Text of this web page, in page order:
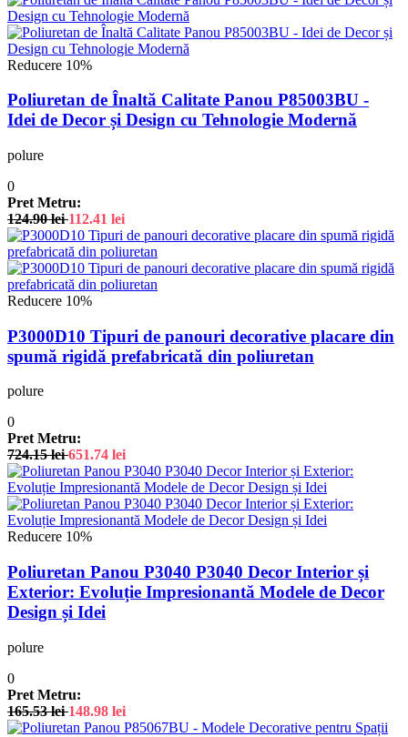
Reducere 10%
Poliuretan de Înaltă Calitate Panou P85003BU -
Idei de Decor și Design cu Tehnologie Modernă
polure
0
Pret Metru:
124.90lei 112.41 lei
Reducere 10%
P3000D10 Tipuri de panouri decorative placare din
spumă rigidă prefabricată din poliuretan
polure
0
Pret Metru:
724.15lei 651.74 lei
Reducere 10%
Poliuretan Panou P3040 P3040 Decor Interior și
Exterior: Evoluție Impresionantă Modele de Decor
Design și Idei
polure
0
Pret Metru:
165.53lei 148.98 lei